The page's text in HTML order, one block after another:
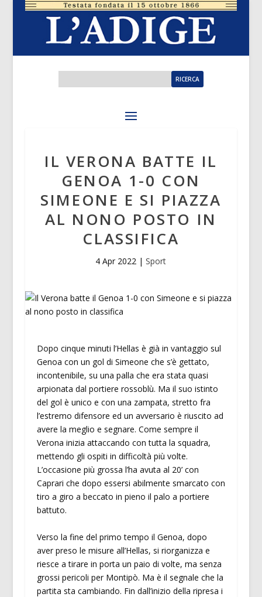
IL VERONA BATTE IL
GENOA 1-0 CON
SIMEONE E SI PIAZZA
AL NONO POSTO IN
CLASSIFICA
4 Apr 2022 |Sport
Dopo cinque minuti l’Hellas è già in vantaggio sul
Genoa con un gol di Simeone che s’è gettato,
incontenibile, su una palla che era stata quasi
arpionata dal portiere rossoblù. Ma il suo istinto
del gol è unico e con una zampata, stretto fra
l’estremo difensore ed un avversario è riuscito ad
avere la meglio e segnare. Come sempre il
Verona inizia attaccando con tutta la squadra,
mettendo gli ospiti in difficoltà più volte.
L’occasione più grossa l’ha avuta al 20’ con
Caprari che dopo essersi abilmente smarcato con
tiro a giro a beccato in pieno il palo a portiere
battuto.
Verso la fine del primo tempo il Genoa, dopo
aver preso le misure all’Hellas, si riorganizza e
riesce a tirare in porta un paio di volte, ma senza
grossi pericoli per Montipò. Ma è il segnale che la
partita sta cambiando. Fin dall’inizio della ripresa i